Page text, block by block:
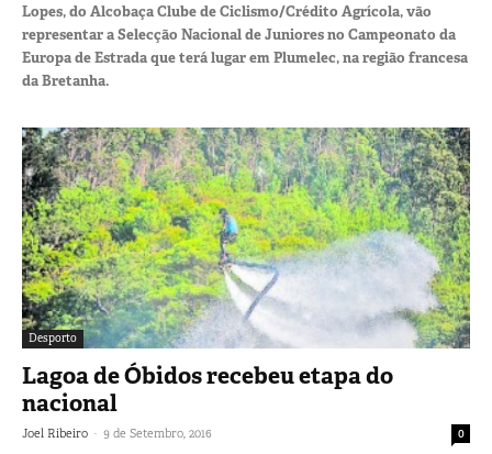
Lopes, do Alcobaça Clube de Ciclismo/Crédito Agrícola, vão
representar a Selecção Nacional de Juniores no Campeonato da
Europa de Estrada que terá lugar em Plumelec, na região francesa
da Bretanha.
Desporto
Lagoa de Óbidos recebeu etapa do
nacional
Joel Ribeiro - 9 de Setembro, 2016 0